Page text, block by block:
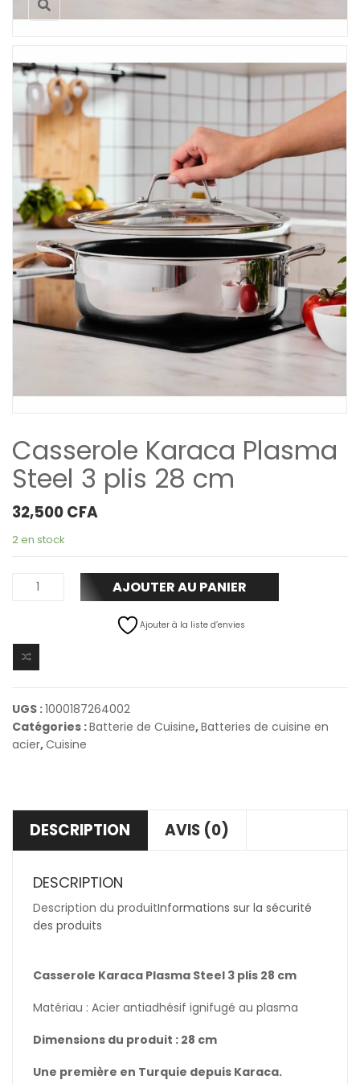
Casserole Karaca Plasma
Steel 3 plis 28 cm
32,500CFA
2 en stock
AJOUTER AU PANIER
Ajouter à la liste d’envies
UGS :1000187264002
Catégories :Batterie de Cuisine,Batteries de cuisine en
acier,Cuisine
DESCRIPTION AVIS (0)
DESCRIPTION
Description du produitInformations sur la sécurité
des produits
Casserole Karaca Plasma Steel 3 plis 28 cm
Matériau : Acier antiadhésif ignifugé au plasma
Dimensions du produit : 28 cm
Une première en Turquie depuis Karaca.